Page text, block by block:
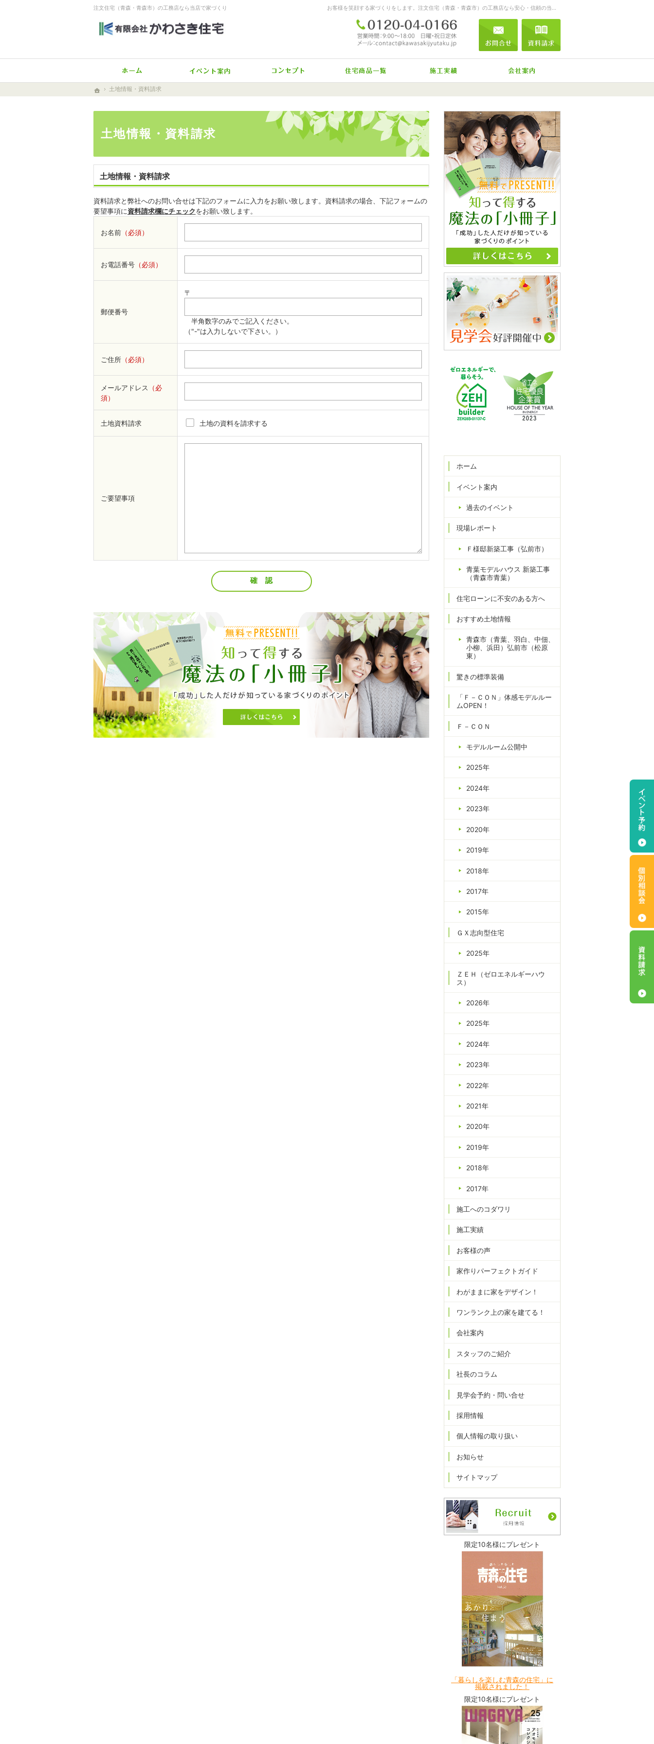
ホーム
土地情報・資料請求
土地情報・資料請求
お客様を笑顔する家づくりをします。注文住宅（青森・青森市）の工務店なら安心・信頼の当店へ。
注文住宅（青森・青森市）の工務店なら当店で家づくり
土地情報・資料請求
資料請求と弊社へのお問い合せは下記のフォームに入力をお願い致します。資料請求の場合、下記フォームの
要望事項に資料請求欄にチェックをお願い致します。
お名前 （必須）
お電話番号 （必須）
郵便番号
〒
半角数字のみでご記入ください。
（"-"は入力しないで下さい。）
ご住所 （必須）
メールアドレス
（必
須）
土地資料請求 土地の資料を請求する
ご要望事項
ホーム
イベント案内
過去のイベント
現場レポート
Ｆ様邸新築工事（弘前市）
青葉モデルハウス 新築工事
（青森市青葉）
住宅ローンに不安のある方へ
おすすめ土地情報
青森市（青葉、羽白、中佃、
小柳、浜田）弘前市（松原
東）
驚きの標準装備
「Ｆ－ＣＯＮ」体感モデルルー
ムOPEN！
Ｆ－ＣＯＮ
モデルルーム公開中
2025年
2024年
2023年
2020年
2019年
2018年
2017年
2015年
ＧＸ志向型住宅
2025年
ＺＥＨ（ゼロエネルギーハウ
ス）
2026年
2025年
2024年
2023年
2022年
2021年
2020年
2019年
2018年
2017年
施工へのコダワリ
施工実績
お客様の声
家作りパーフェクトガイド
わがままに家をデザイン！
ワンランク上の家を建てる！
会社案内
スタッフのご紹介
社長のコラム
見学会予約・問い合せ
採用情報
個人情報の取り扱い
お知らせ
サイトマップ
限定10名様にプレゼント
「暮らしを楽しむ青森の住宅」に
掲載されました！
限定10名様にプレゼント
0120-04-0166
営業時間
9:00～18:00
定休日
日曜
祝日
メール お問合せ
ホーム
土地情報・資料請求